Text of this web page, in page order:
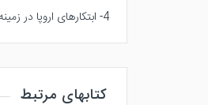
4- ابتکارهای اروپا در زمینه حقوق داده ها و هوش مصنوعی
کتابهای مرتبط